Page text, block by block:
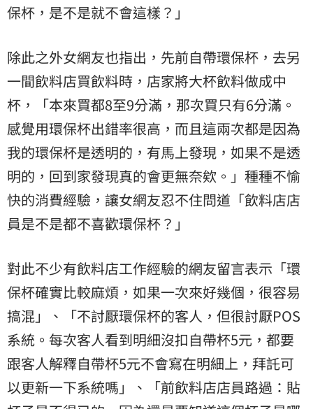
保杯，是不是就不會這樣？」
除此之外女網友也指出，先前自帶環保杯，去另
一間飲料店買飲料時，店家將大杯飲料做成中
杯，「本來買都8至9分滿，那次買只有6分滿。
感覺用環保杯出錯率很高，而且這兩次都是因為
我的環保杯是透明的，有馬上發現，如果不是透
明的，回到家發現真的會更無奈欸。」種種不愉
快的消費經驗，讓女網友忍不住問道「飲料店店
員是不是都不喜歡環保杯？」
對此不少有飲料店工作經驗的網友留言表示「環
保杯確實比較麻煩，如果一次來好幾個，很容易
搞混」、「不討厭環保杯的客人，但很討厭POS
系統。每次客人看到明細沒扣自帶杯5元，都要
跟客人解釋自帶杯5元不會寫在明細上，拜託可
以更新一下系統嗎」、「前飲料店店員路過：貼